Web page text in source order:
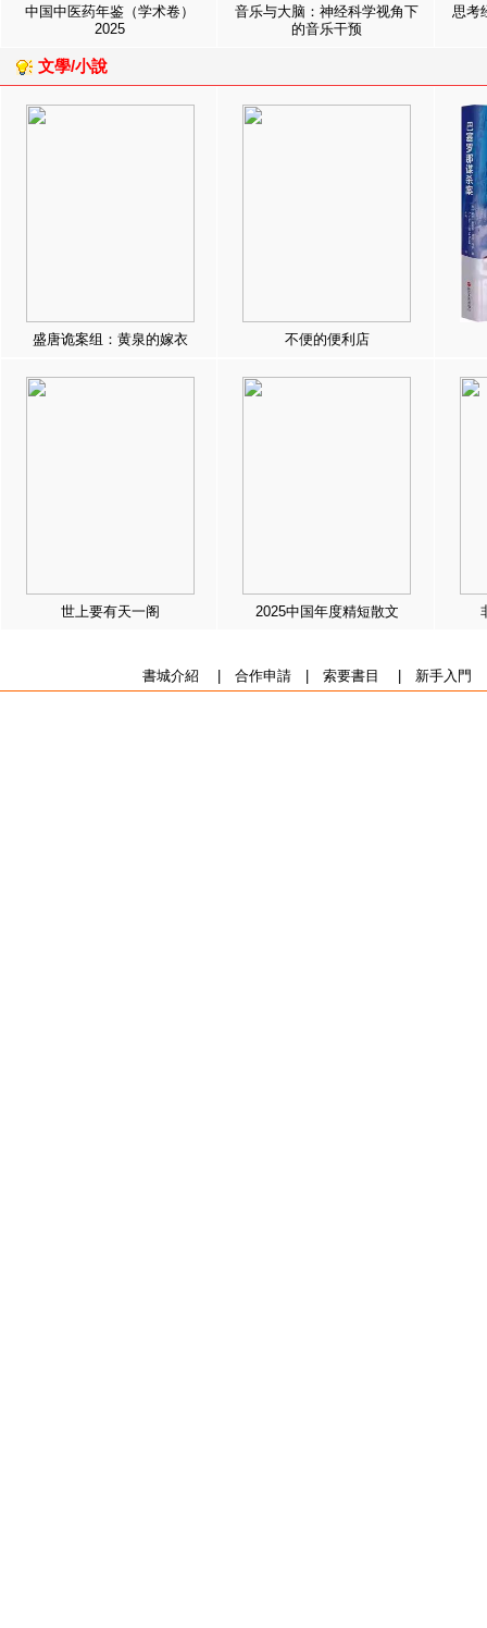
中国中医药年鉴（学术卷）
2025
音乐与大脑：神经科学视角下
的音乐干预
思考
文學/小說
盛唐诡案组：黄泉的嫁衣 不便的便利店
世上要有天一阁 2025中国年度精短散文
書城介紹 合作申請| 索要書目 新手入門